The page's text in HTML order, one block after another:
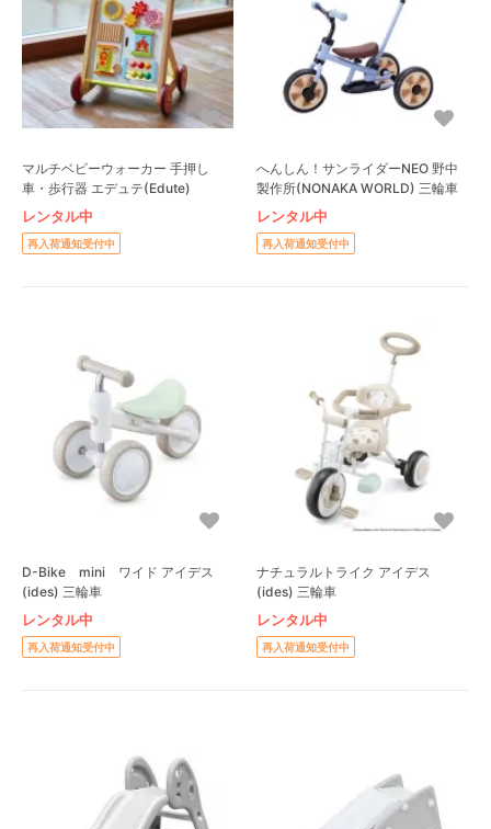
マルチベビーウォーカー 手押し
車・歩行器 エデュテ(Edute)
レンタル中
再入荷通知受付中
へんしん！サンライダーNEO 野中
製作所(NONAKA WORLD) 三輪車
レンタル中
再入荷通知受付中
D-Bike mini ワイド アイデス
(ides) 三輪車
レンタル中
再入荷通知受付中
ナチュラルトライク アイデス
(ides) 三輪車
レンタル中
再入荷通知受付中